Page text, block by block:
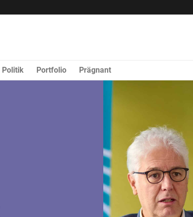
Politik Portfolio Prägnant